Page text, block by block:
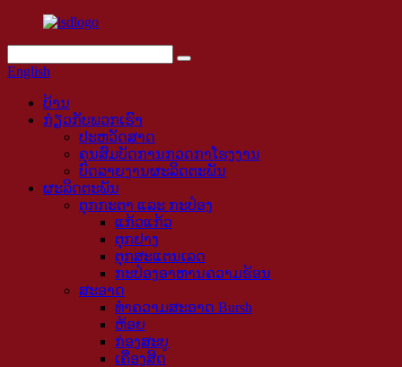
English
ບ້ານ
ກ່ຽວ​ກັບ​ພວກ​ເຮົາ
ປະຫວັດສາດ
ຄຸນສົມບັດການກວດກາໂຮງງານ
ບົດລາຍງານຜະລິດຕະພັນ
ຜະລິດຕະພັນ
ຕຸກກະຕາ ແລະ ກະປ໋ອງ
ແກ້ວແກ້ວ
ຕຸກຢາງ
ຕຸກສະແຕນເລດ
ກະປ໋ອງອາຫານຄວາມຮ້ອນ
ສະອາດ
ທໍາຄວາມສະອາດ Bursh
ຫ້ອຍ
ກ່ອງສະບູ
ເຄື່ອງສີດ